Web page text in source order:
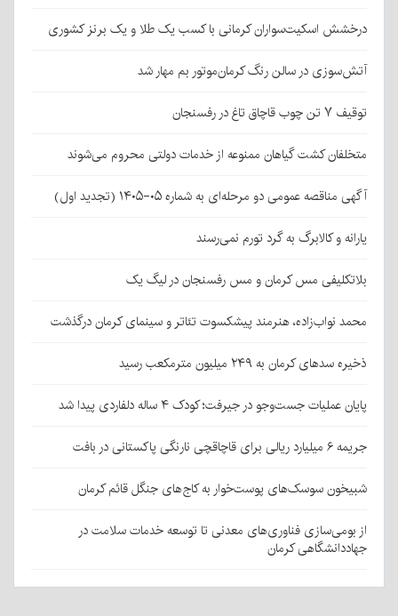
درخشش اسکیت‌سواران کرمانی با کسب یک طلا و یک برنز کشوری
آتش‌سوزی در سالن رنگ کرمان‌موتور بم مهار شد
توقیف ۷ تن چوب قاچاق تاغ در رفسنجان
متخلفان کشت گیاهان ممنوعه از خدمات دولتی محروم می‌شوند
آگهی مناقصه عمومی دو مرحله‌ای به شماره ۰۵-۱۴۰۵ (تجدید اول)
یارانه و کالابرگ به گرد تورم نمی‌رسند
بلاتکلیفی مس کرمان و مس رفسنجان در لیگ یک
محمد نواب‌زاده، هنرمند پیشکسوت تئاتر و سینمای کرمان درگذشت
ذخیره سدهای کرمان به ۲۴۹ میلیون مترمکعب رسید
پایان عملیات جست‌وجو در جیرفت؛ کودک ۴ ساله دلفاردی پیدا شد
جریمه ۶ میلیارد ریالی برای قاچاقچی نارنگی پاکستانی در بافت
شبیخون سوسک‌های پوست‌خوار به کاج‌های جنگل قائم کرمان
از بومی‌سازی فناوری‌های معدنی تا توسعه خدمات سلامت در
جهاددانشگاهی کرمان